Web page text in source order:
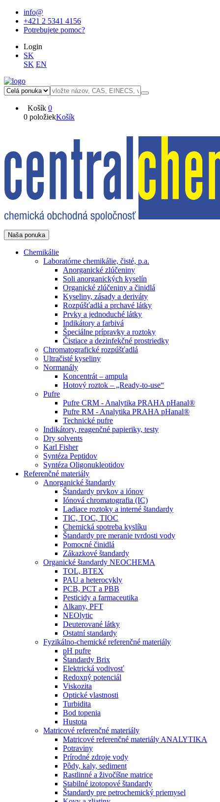
info@
+421 2 5341 4156
Potrebujete pomoc?
Login
SK
SK EN
Košík 0
0 položiekKošík
Naša ponuka
Chemikálie
Laboratórne chemikálie, čisté, p.a.
Anorganické zlúčeniny
Soli anorganických kyselín
Organické zlúčeniny a činidlá
Kyseliny, zásady a deriváty
Rozpúšťadlá a prchavé látky
Prvky a jednoduché látky
Indikátory a farbivá
Špeciálne prípravky a roztoky
Čistiace a dezinfekčné prostriedky
Chromatografické rozpúšťadlá
Ultračisté kyseliny
Normanály
Koncentrát – ampula
Hotový roztok – „Ready-to-use“
Pufre
Pufre CRM - Analytika PRAHA pHanal®
Pufre RM - Analytika PRAHA pHanal®
Technické pufre
Indikátory, reagenčné papieriky, testy
Dry solvents
Karl Fisher
Syntéza Peptidov
Syntéza Oligonukleotidov
Referenčné materiály
Anorganické štandardy
Štandardy prvkov a iónov
Iónová chromatografia (IC)
Ladiace roztoky a interné štandardy
TIC, TOC, TIOC
Chemická spotreba kyslíku
Štandardy pre meranie tvrdosti vody
Pomocné činidlá
Zákazkové štandardy
Organické štandardy NEOCHEMA
TOL, BTEX
PAU a heterocykly
PCB, PCT a PBB
Pesticidy a farmaceutika
Alkany, PFT
NEOlytic
Deuterované látky
Ostatní standardy
Fyzikálno-chemické referenčné materiály
pH pufre
Štandardy Brix
Elektrická vodivosť
Redoxný potenciál
Viskozita
Optické vlastnosti
Turbidita
Bod topenia
Hustota
Matricové referenčné materiály
Matricové referenčné materiály ANALYTIKA
Potraviny
Prírodné zdroje vody
Pôdy, kaly, sediment
Rastlinné a živočíšne matrice
Stabilné izotopové štandardy
Štandardy pre petrochemický priemysel